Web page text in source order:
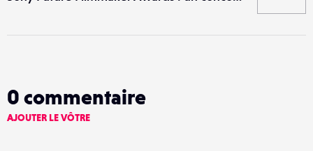
0 commentaire
AJOUTER LE VÔTRE